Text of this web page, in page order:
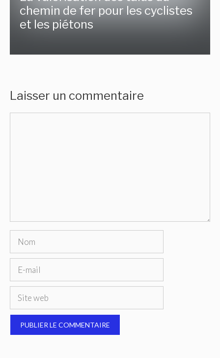
chemin de fer pour les cyclistes
et les piétons
Laisser un commentaire
Nom
Site